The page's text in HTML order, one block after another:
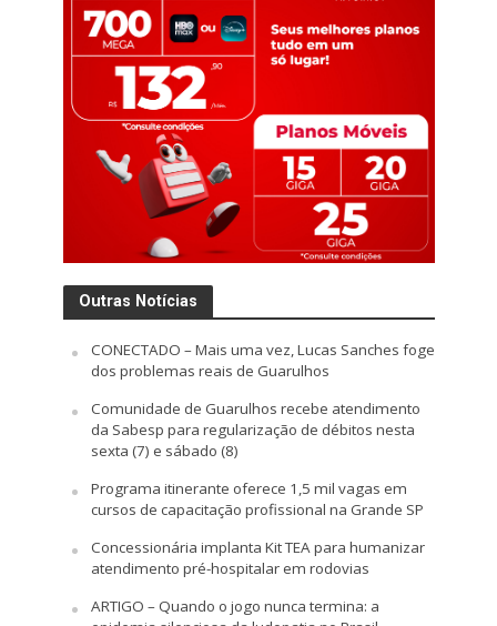
Outras Notícias
CONECTADO – Mais uma vez, Lucas Sanches foge
dos problemas reais de Guarulhos
Comunidade de Guarulhos recebe atendimento
da Sabesp para regularização de débitos nesta
sexta (7) e sábado (8)
Programa itinerante oferece 1,5 mil vagas em
cursos de capacitação profissional na Grande SP
Concessionária implanta Kit TEA para humanizar
atendimento pré-hospitalar em rodovias
ARTIGO – Quando o jogo nunca termina: a